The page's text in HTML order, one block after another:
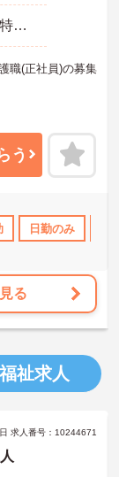
保険完備
特別養護老人ホーム（特養）
職(正社員)の募集
トなど、さらに
い。
う
日勤のみ
る
祉求人
求人番号：10244671